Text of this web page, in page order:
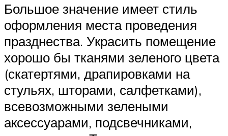
Большое значение имеет стиль
оформления места проведения
празднества. Украсить помещение
хорошо бы тканями зеленого цвета
(скатертями, драпировками на
стульях, шторами, салфетками),
всевозможными зелеными
аксессуарами, подсвечниками,